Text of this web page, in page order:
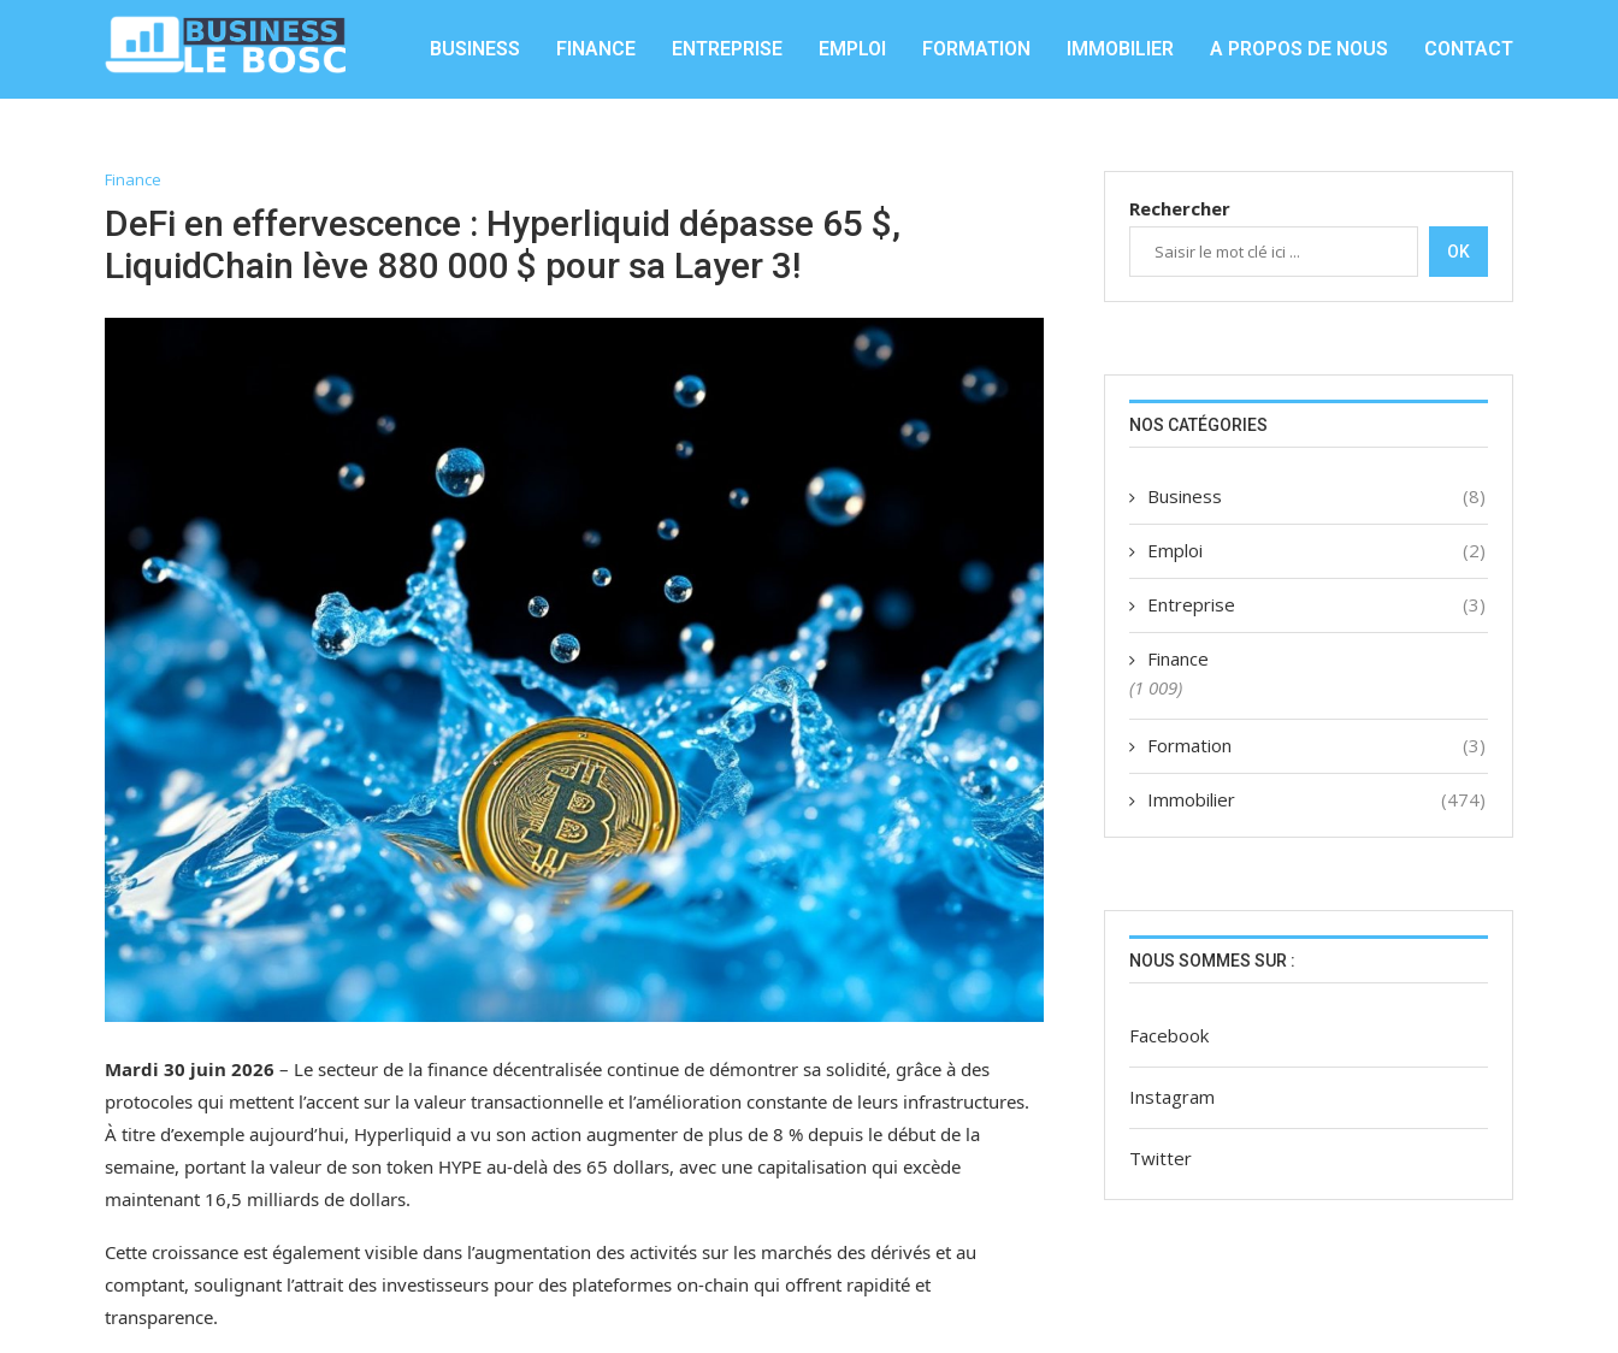
BUSINESS FINANCE ENTREPRISE EMPLOI FORMATION IMMOBILIER A PROPOS DE NOUS CONTACT
Finance
DeFi en effervescence : Hyperliquid dépasse 65 $,
LiquidChain lève 880 000 $ pour sa Layer 3!
Mardi 30 juin 2026 – Le secteur de la finance décentralisée continue de démontrer sa solidité, grâce à des
protocoles qui mettent l’accent sur la valeur transactionnelle et l’amélioration constante de leurs infrastructures.
À titre d’exemple aujourd’hui, Hyperliquid a vu son action augmenter de plus de 8 % depuis le début de la
semaine, portant la valeur de son token HYPE au-delà des 65 dollars, avec une capitalisation qui excède
maintenant 16,5 milliards de dollars.
Cette croissance est également visible dans l’augmentation des activités sur les marchés des dérivés et au
comptant, soulignant l’attrait des investisseurs pour des plateformes on-chain qui offrent rapidité et
transparence.
Rechercher
OK
NOS CATÉGORIES
Business (8)
Emploi (2)
Entreprise (3)
Finance
(1 009)
Formation (3)
Immobilier (474)
NOUS SOMMES SUR :
Facebook
Instagram
Twitter